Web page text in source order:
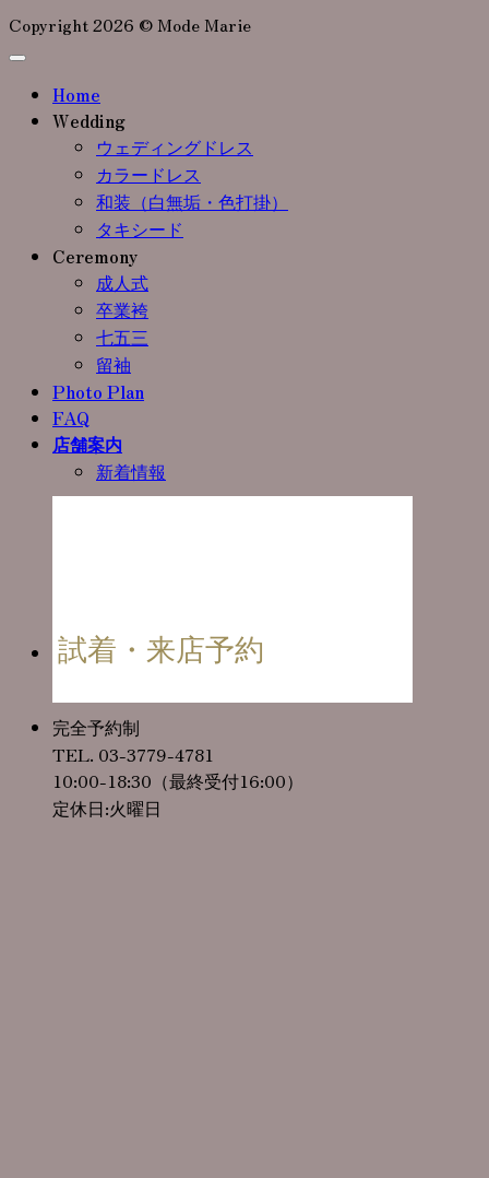
Copyright 2026 © Mode Marie
Home
Wedding
ウェディングドレス
カラードレス
和装（白無垢・色打掛）
タキシード
Ceremony
成人式
卒業袴
七五三
留袖
Photo Plan
FAQ
店舗案内
新着情報
試着・来店予約
完全予約制
TEL. 03-3779-4781
10:00-18:30（最終受付16:00）
定休日:火曜日